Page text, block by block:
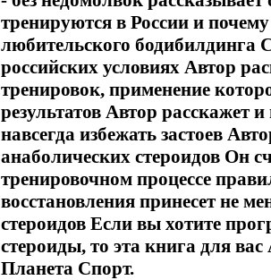
тренируются в России и
любительского
российских условиях Автор
тренировок, применение
результатов Автор расскажет
навсегда избежать застоев
анаболических стероидов Он
тренировочном процессе
восстановления принесет не
стероидов Если вы хотите
стероиды, то эта книга для
Планета Спорт.